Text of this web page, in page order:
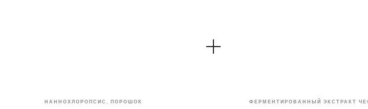
НАННОХЛОРОПСИС, ПОРОШОК ФЕРМЕНТИРОВАННЫЙ ЭКСТРАКТ